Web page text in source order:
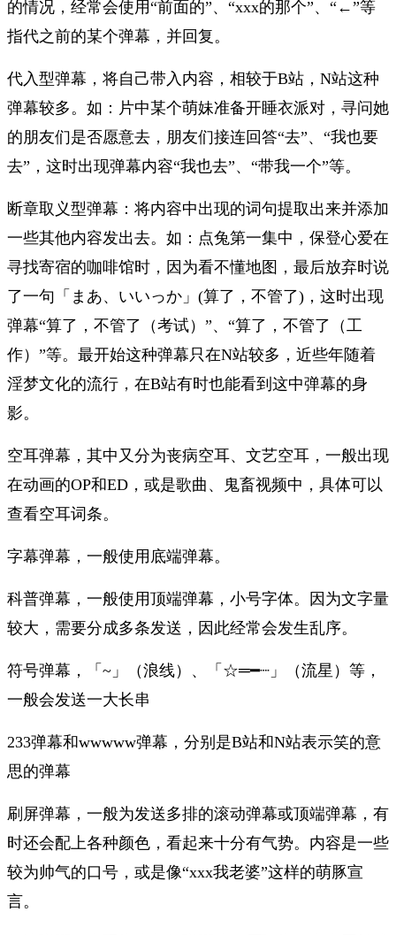
的情况，经常会使用“前面的”、“xxx的那个”、“←”等
指代之前的某个弹幕，并回复。
代入型弹幕，将自己带入内容，相较于B站，N站这种
弹幕较多。如：片中某个萌妹准备开睡衣派对，寻问她
的朋友们是否愿意去，朋友们接连回答“去”、“我也要
去”，这时出现弹幕内容“我也去”、“带我一个”等。
断章取义型弹幕：将内容中出现的词句提取出来并添加
一些其他内容发出去。如：点兔第一集中，保登心爱在
寻找寄宿的咖啡馆时，因为看不懂地图，最后放弃时说
了一句「まあ、いいっか」(算了，不管了)，这时出现
弹幕“算了，不管了（考试）”、“算了，不管了（工
作）”等。最开始这种弹幕只在N站较多，近些年随着
淫梦文化的流行，在B站有时也能看到这中弹幕的身
影。
空耳弹幕，其中又分为丧病空耳、文艺空耳，一般出现
在动画的OP和ED，或是歌曲、鬼畜视频中，具体可以
查看空耳词条。
字幕弹幕，一般使用底端弹幕。
科普弹幕，一般使用顶端弹幕，小号字体。因为文字量
较大，需要分成多条发送，因此经常会发生乱序。
符号弹幕，「~」（浪线）、「☆═━┈」（流星）等，
一般会发送一大长串
233弹幕和wwwww弹幕，分别是B站和N站表示笑的意
思的弹幕
刷屏弹幕，一般为发送多排的滚动弹幕或顶端弹幕，有
时还会配上各种颜色，看起来十分有气势。内容是一些
较为帅气的口号，或是像“xxx我老婆”这样的萌豚宣
言。